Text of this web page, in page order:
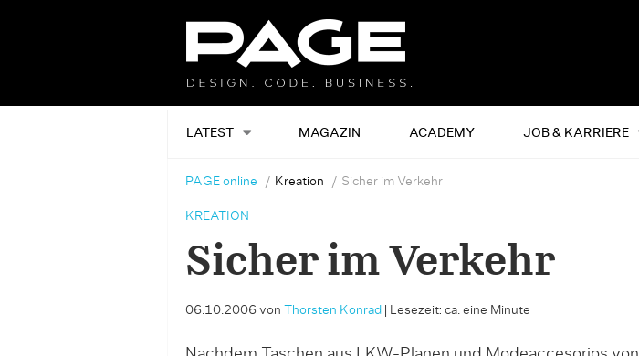
LATEST MAGAZIN ACADEMY JOB & KARRIERE
PAGE online Kreation Sicher im Verkehr
KREATION
Sicher im Verkehr
06.10.2006 von Thorsten Konrad Lesezeit: ca. eine Minute